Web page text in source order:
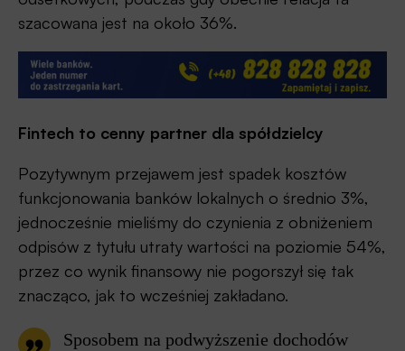
szacowana jest na około 36%.
Fintech to cenny partner dla spółdzielcy
Pozytywnym przejawem jest spadek kosztów
funkcjonowania banków lokalnych o średnio 3%,
jednocześnie mieliśmy do czynienia z obniżeniem
odpisów z tytułu utraty wartości na poziomie 54%,
przez co wynik finansowy nie pogorszył się tak
znacząco, jak to wcześniej zakładano.
Sposobem na podwyższenie dochodów